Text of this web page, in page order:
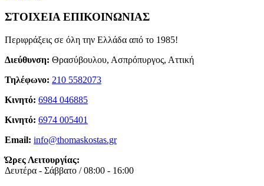
ΣΤΟΙΧΕΙΑ ΕΠΙΚΟΙΝΩΝΙΑΣ
Περιφράξεις σε όλη την Ελλάδα από το 1985!
Διεύθυνση: Θρασύβουλου, Ασπρόπυργος, Αττική
Τηλέφωνο: 210 5582073
Κινητό: 6984 046885
Κινητό: 6974 005401
Email: info@thomaskostas.gr
Ώρες Λειτουργίας:
Δευτέρα - Σάββατο / 08:00 - 16:00